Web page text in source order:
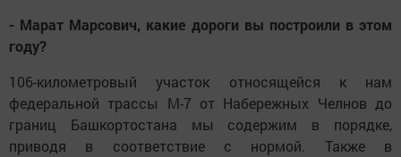
- Марат Марсович, какие дороги вы построили в этом
году?
106-километровый участок относящейся к нам
федеральной трассы М-7 от Набережных Челнов до
границ Башкортостана мы содержим в порядке,
приводя в соответствие с нормой. Также в